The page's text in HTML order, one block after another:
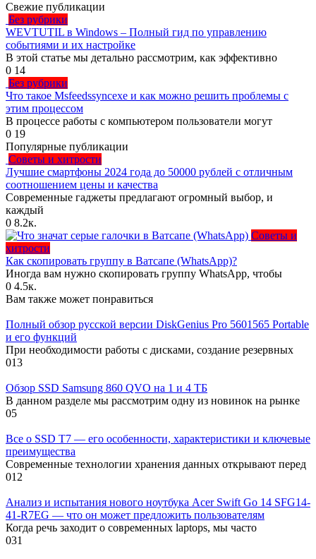
Свежие публикации
Без рубрики
WEVTUTIL в Windows – Полный гид по управлению
событиями и их настройке
В этой статье мы детально рассмотрим, как эффективно
0 14
Без рубрики
Что такое Msfeedssyncexe и как можно решить проблемы с
этим процессом
В процессе работы с компьютером пользователи могут
0 19
Популярные публикации
Советы и хитрости
Лучшие смартфоны 2024 года до 50000 рублей с отличным
соотношением цены и качества
Современные гаджеты предлагают огромный выбор, и
каждый
0 8.2к.
Советы и
хитрости
Как скопировать группу в Ватсапе (WhatsApp)?
Иногда вам нужно скопировать группу WhatsApp, чтобы
0 4.5к.
Вам также может понравиться
Полный обзор русской версии DiskGenius Pro 5601565 Portable
и его функций
При необходимости работы с дисками, создание резервных
013
Обзор SSD Samsung 860 QVO на 1 и 4 ТБ
В данном разделе мы рассмотрим одну из новинок на рынке
05
Все о SSD T7 — его особенности, характеристики и ключевые
преимущества
Современные технологии хранения данных открывают перед
012
Анализ и испытания нового ноутбука Acer Swift Go 14 SFG14-
41-R7EG — что он может предложить пользователям
Когда речь заходит о современных laptops, мы часто
031